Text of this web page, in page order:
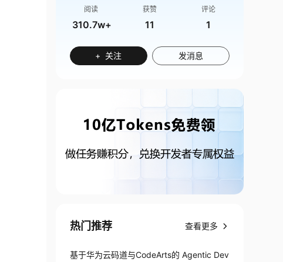
阅读
310.7w+
获赞
11
评论
1
+ 关注 发消息
热门推荐 查看更多
基于华为云码道与CodeArts的 Agentic Dev